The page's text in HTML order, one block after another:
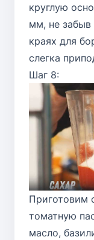
круглую
мм, не забыв
краях для
слегка
Шаг 8:
Приготовим
томатную
масло,